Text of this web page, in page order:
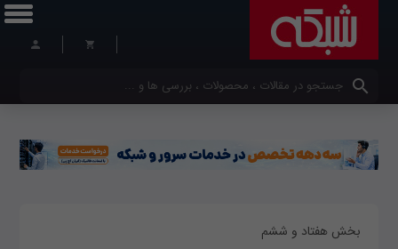
کلمات کلیدی خود را وارد کنید
بخش هفتاد و ششم